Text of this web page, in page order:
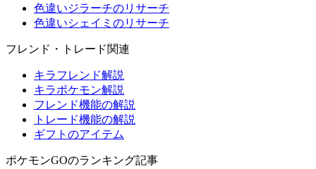
色違いジラーチのリサーチ
色違いシェイミのリサーチ
フレンド・トレード関連
キラフレンド解説
キラポケモン解説
フレンド機能の解説
トレード機能の解説
ギフトのアイテム
ポケモンGOのランキング記事